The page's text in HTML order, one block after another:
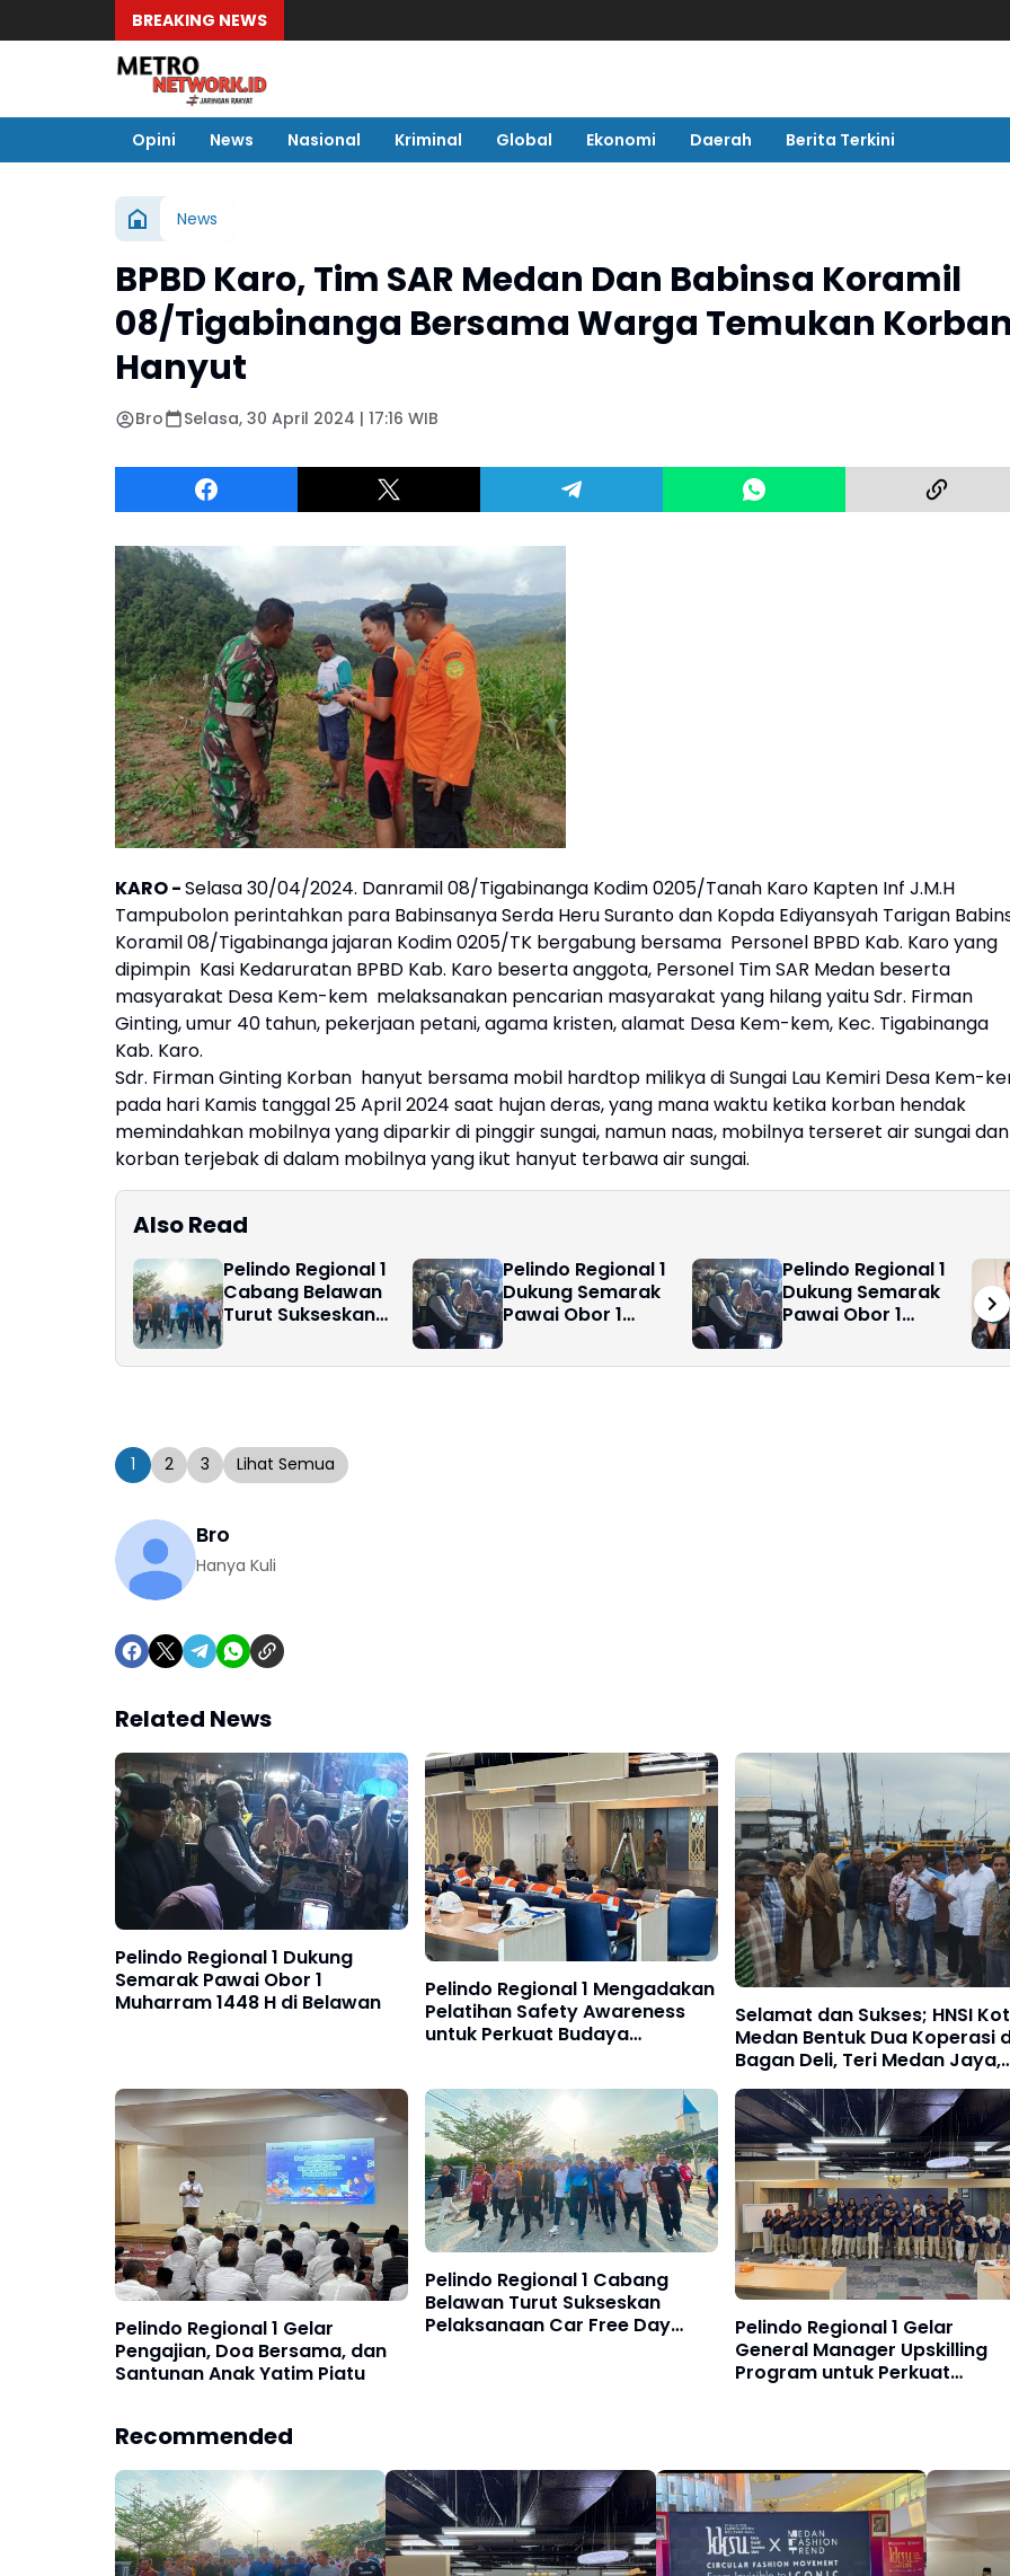
BREAKING NEWS
Opini News Nasional Kriminal Global Ekonomi Daerah Berita Terkini
News
BPBD Karo, Tim SAR Medan Dan Babinsa Koramil
08/Tigabinanga Bersama Warga Temukan
Hanyut
Bro Selasa, 30 April 2024 | 17:16 WIB
KARO -Selasa 30/04/2024. Danramil 08/Tigabinanga Kodim 0205/Tanah Karo Kapten Inf J.M.H
Tampubolon perintahkan para Babinsanya Serda Heru Suranto dan Kopda Ediyansyah Tarigan
Koramil 08/Tigabinanga jajaran Kodim 0205/TK bergabung bersama Personel BPBD Kab. Karo yang
dipimpin Kasi Kedaruratan BPBD Kab. Karo beserta anggota, Personel Tim SAR Medan beserta
masyarakat Desa Kem-kem melaksanakan pencarian masyarakat yang hilang yaitu Sdr. Firman
Ginting, umur 40 tahun, pekerjaan petani, agama kristen, alamat Desa Kem-kem, Kec. Tigabinanga
Kab. Karo.
Sdr. Firman Ginting Korban hanyut bersama mobil hardtop milikya di Sungai Lau Kemiri Desa Kem-
pada hari Kamis tanggal 25 April 2024 saat hujan deras, yang mana waktu ketika korban hendak
memindahkan mobilnya yang diparkir di pinggir sungai, namun naas, mobilnya terseret air sungai dan
korban terjebak di dalam mobilnya yang ikut hanyut terbawa air sungai.
Also Read
Pelindo Regional 1
Cabang Belawan
Turut Sukseskan
Free Day Perdana di
Pelindo Regional 1
Dukung Semarak
Pawai Obor 1
Belawan
Pelindo Regional 1
Dukung Semarak
Pawai Obor 1
Belawan
1 2 3 Lihat Semua
Bro
Hanya Kuli
Related News
Pelindo Regional 1 Dukung
Semarak Pawai Obor 1
Muharram 1448 H di Belawan
Pelindo Regional 1 Mengadakan
Pelatihan Safety Awareness
untuk Perkuat Budaya
Selamat dan Sukses; HNSI
Medan Bentuk Dua Koperasi
Bagan Deli, Teri Medan Jaya,
Karya Nelayan Sejahtera
Pelindo Regional 1 Gelar
Pengajian, Doa Bersama, dan
Santunan Anak Yatim Piatu
Pelindo Regional 1 Cabang
Belawan Turut Sukseskan
Pelaksanaan Car Free Day
Pelindo Regional 1 Gelar
General Manager Upskilling
Program untuk Perkuat
Recommended